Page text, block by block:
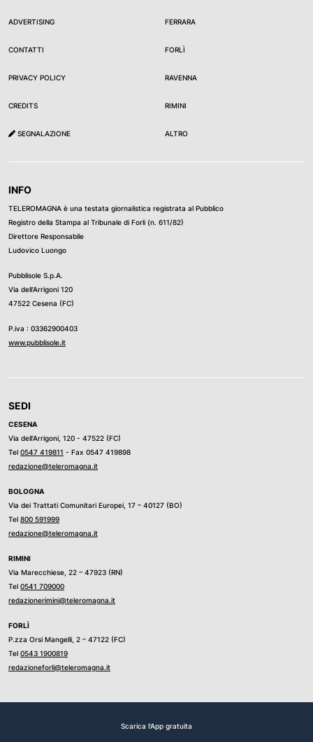
ADVERTISING
CONTATTI
PRIVACY POLICY
CREDITS
SEGNALAZIONE
FERRARA
FORLÌ
RAVENNA
RIMINI
ALTRO
INFO
TELEROMAGNA è una testata giornalistica registrata al Pubblico
Registro della Stampa al Tribunale di Forli (n. 611/82)
Direttore Responsabile
Ludovico Luongo
Pubblisole S.p.A.
Via dell’Arrigoni 120
47522 Cesena (FC)
P.iva : 03362900403
www.pubblisole.it
SEDI
CESENA
Via dell’Arrigoni, 120 - 47522 (FC)
Tel 0547 419811 - Fax 0547 419898
redazione@teleromagna.it
BOLOGNA
Via dei Trattati Comunitari Europei, 17 – 40127 (BO)
Tel 800 591999
redazione@teleromagna.it
RIMINI
Via Marecchiese, 22 – 47923 (RN)
Tel 0541 709000
redazionerimini@teleromagna.it
FORLÌ
P.zza Orsi Mangelli, 2 – 47122 (FC)
Tel 0543 1900819
redazioneforli@teleromagna.it
Scarica l'App gratuita